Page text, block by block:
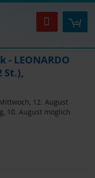
Suche
- LEONARDO
St.),
12. August
10. August möglich